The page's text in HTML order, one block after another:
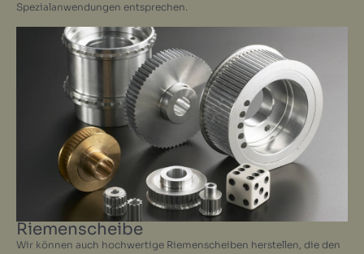
Spezialanwendungen entsprechen.
Riemenscheibe
Wir können auch hochwertige Riemenscheiben herstellen, die den